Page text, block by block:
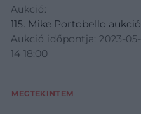
Aukció:
115. Mike Portobello aukció
Aukció időpontja: 2023-05-
14 18:00
MEGTEKINTEM